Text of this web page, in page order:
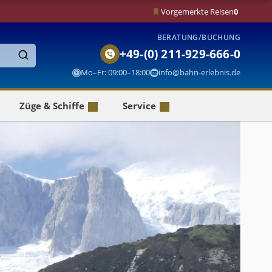
Vorgemerkte Reisen0
Finden
BERATUNG/BUCHUNG
+49-(0) 211-929-666-0
Mo–Fr: 09:00–18:00 info@bahn-erlebnis.de
Züge & Schiffe Service